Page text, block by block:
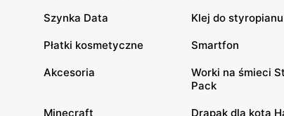
Szynka Data Klej do
Płatki kosmetyczne Smartfon
Akcesoria
Worki na śmieci
Pack
Minecraft
Drapak dla kota